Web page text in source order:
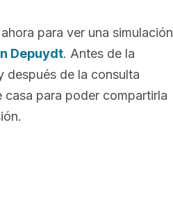
para ver una simulación
Depuydt. Antes de la
después de la consulta
para poder compartirla